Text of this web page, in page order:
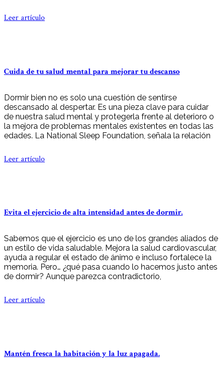
Leer artículo
Cuida de tu salud mental para mejorar tu descanso
Dormir bien no es solo una cuestión de sentirse
descansado al despertar. Es una pieza clave para cuidar
de nuestra salud mental y protegerla frente al deterioro o
la mejora de problemas mentales existentes en todas las
edades. La National Sleep Foundation, señala la relación
Leer artículo
Evita el ejercicio de alta intensidad antes de dormir.
Sabemos que el ejercicio es uno de los grandes aliados de
un estilo de vida saludable. Mejora la salud cardiovascular,
ayuda a regular el estado de ánimo e incluso fortalece la
memoria. Pero… ¿qué pasa cuando lo hacemos justo antes
de dormir? Aunque parezca contradictorio,
Leer artículo
Mantén fresca la habitación y la luz apagada.